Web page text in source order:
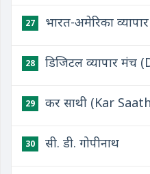
27 भारत-अमेरिका
28 डिजिटल व्यापार
29 कर साथी (Kar
30 सी. डी. गोपीनाथ